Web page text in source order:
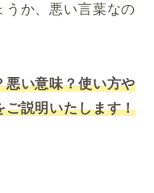
うか、悪い言葉なの
悪い意味？使い方や
ご説明いたします！